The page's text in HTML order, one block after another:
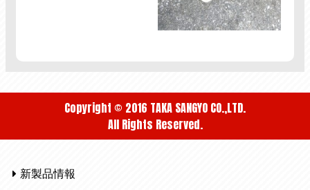
Copyright © 2016 TAKA SANGYO CO.,LTD.
All Rights Reserved.
新製品情報